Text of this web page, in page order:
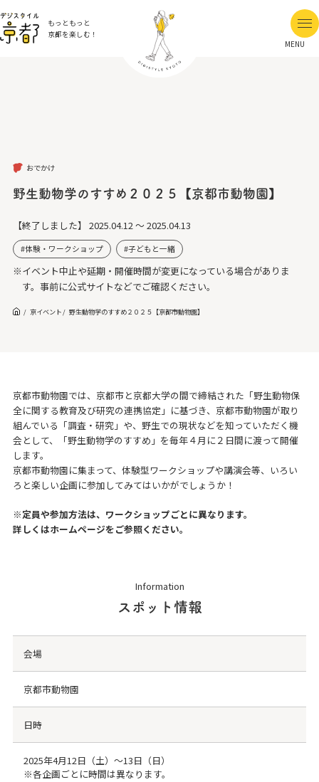
もっともっと
京都を楽しむ！
MENU
おでかけ
野生動物学のすすめ２０２５【京都市動物園】
【終了しました】 2025.04.12 ～ 2025.04.13
体験・ワークショップ 子どもと一緒
※イベント中止や延期・開催時間が変更になっている場合がありま
す。事前に公式サイトなどでご確認ください。
京イベント 野生動物学のすすめ２０２５【京都市動物園】
京都市動物園では、京都市と京都大学の間で締結された「野生動物保
全に関する教育及び研究の連携協定 」に基づき、京都市動物園が取り
組んでいる「調査・研究」や、野生での現状などを知っていただく機
会として、「野生動物学のすすめ」を毎年４月に２日間に渡って開催
します。
京都市動物園に集まって、体験型ワークショップや講演会等、いろい
ろと楽しい企画に参加してみてはいかがでしょうか！
※定員や参加方法は、ワークショップごとに異なります。
詳しくはホームページをご参照ください。
Information
スポット情報
会場
京都市動物園
日時
2025年4月12日（土）～13日（日）
※各企画ごとに時間は異なります。